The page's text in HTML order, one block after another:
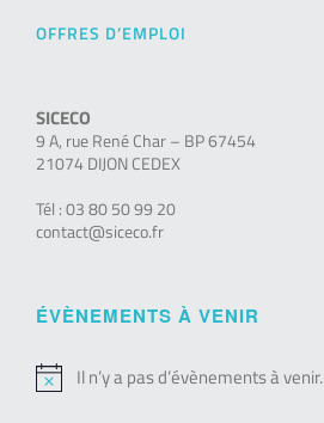
OFFRES D’EMPLOI
SICECO
9 A, rue René Char – BP 67454
21074 DIJON CEDEX
Tél : 03 80 50 99 20
contact@siceco.fr
ÉVÈNEMENTS À VENIR
Notice
Il n’y a pas d’évènements à venir.